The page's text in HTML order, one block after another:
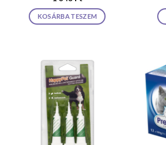
KOSÁRBA TESZEM